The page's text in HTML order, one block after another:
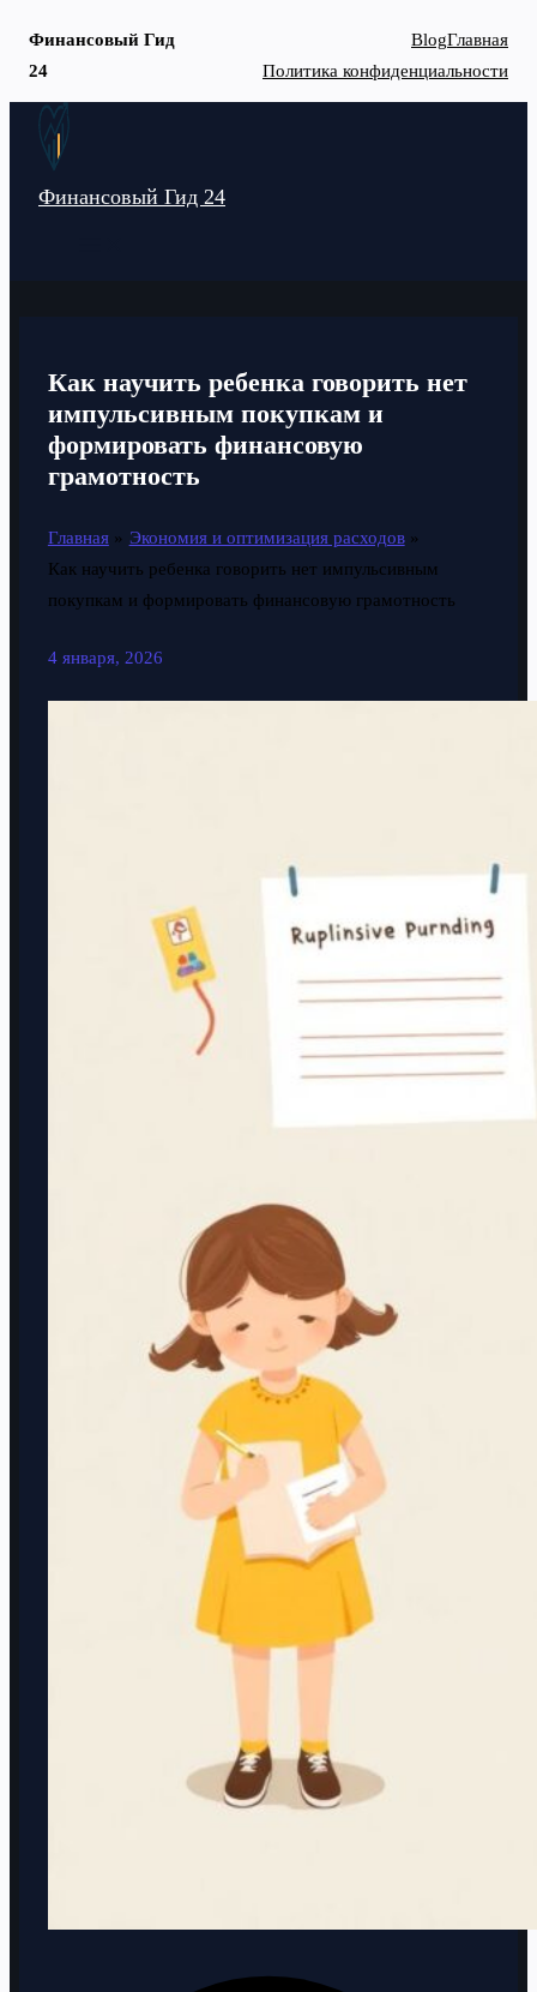
Финансовый Гид
24
BlogГлавная
Политика конфиденциальности
Перейти
Финансовый Гид 24
Как научить ребенка говорить нет
импульсивным покупкам и
формировать финансовую
грамотность
Главная
Экономия и оптимизация расходов
Как научить ребенка говорить нет импульсивным
покупкам и формировать финансовую грамотность
4 января, 2026